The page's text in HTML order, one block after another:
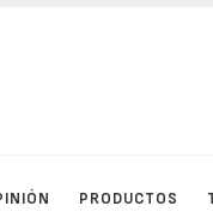
PRODUCTOS